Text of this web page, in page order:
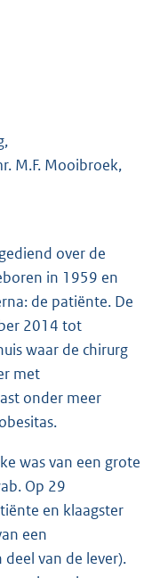
M.F. Mooibroek,
over de
in 1959 en
de patiënte. De
2014 tot
waar de chirurg
met
onder meer
was van een grote
Op 29
en klaagster
een
van de lever).